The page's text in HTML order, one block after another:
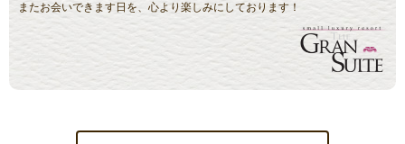
またお会いできます日を、心より楽しみにしております！